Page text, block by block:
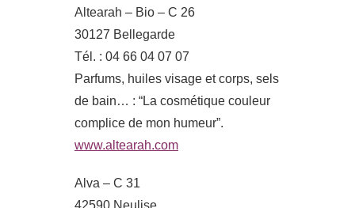
Altearah – Bio – C 26
30127 Bellegarde
Tél. : 04 66 04 07 07
Parfums, huiles visage et corps, sels
de bain… : “La cosmétique couleur
complice de mon humeur”.
www.altearah.com
Alva – C 31
42590 Neulise